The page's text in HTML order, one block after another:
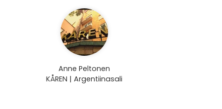
Anne Peltonen
KÅREN | Argentiinasali